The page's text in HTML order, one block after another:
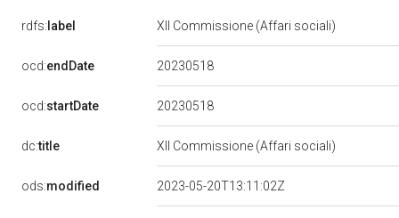
rdfs: label XII Commissione (Affari sociali)
ocd:endDate 20230518
ocd:startDate 20230518
dc:title XII Commissione (Affari sociali)
ods:modified 2023-05-20T13:11:02Z